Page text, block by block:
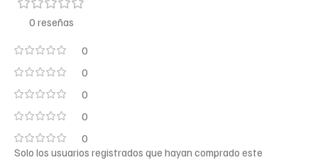
0 reseñas
0
0
0
0
0
Solo los usuarios registrados que hayan comprado este